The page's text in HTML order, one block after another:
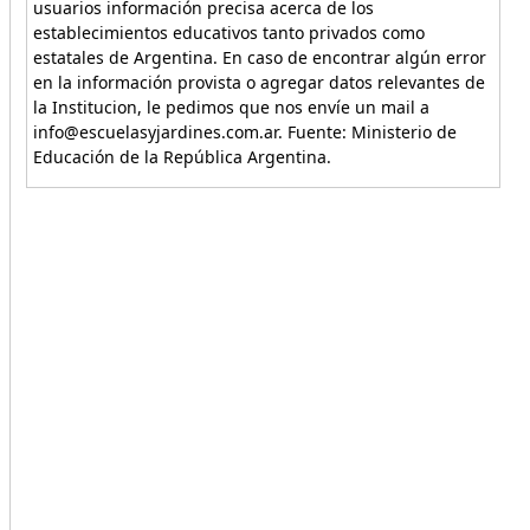
usuarios información precisa acerca de los
establecimientos educativos tanto privados como
estatales de Argentina. En caso de encontrar algún error
en la información provista o agregar datos relevantes de
la Institucion, le pedimos que nos envíe un mail a
info@escuelasyjardines.com.ar. Fuente: Ministerio de
Educación de la República Argentina.